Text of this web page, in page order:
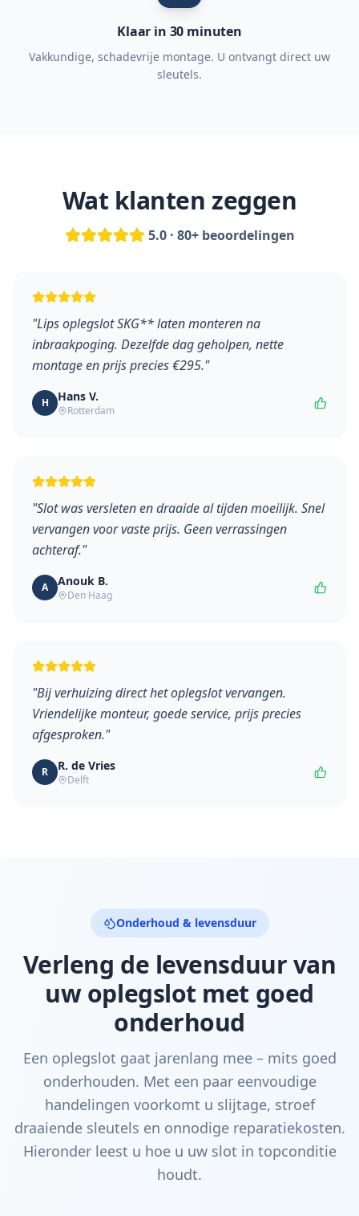
Klaar in 30 minuten
Vakkundige, schadevrije montage. U ontvangt direct uw
sleutels.
Wat klanten zeggen
5.0 · 80+ beoordelingen
"Lips oplegslot SKG** laten monteren na
inbraakpoging. Dezelfde dag geholpen, nette
montage en prijs precies €295."
H Hans V.
Rotterdam
"Slot was versleten en draaide al tijden moeilijk. Snel
vervangen voor vaste prijs. Geen verrassingen
achteraf."
A Anouk B.
Den Haag
"Bij verhuizing direct het oplegslot vervangen.
Vriendelijke monteur, goede service, prijs precies
afgesproken."
R R. de Vries
Delft
Onderhoud & levensduur
Verleng de levensduur van
uw oplegslot met goed
onderhoud
Een oplegslot gaat jarenlang mee – mits goed
onderhouden. Met een paar eenvoudige
handelingen voorkomt u slijtage, stroef
draaiende sleutels en onnodige reparatiekosten.
Hieronder leest u hoe u uw slot in topconditie
houdt.